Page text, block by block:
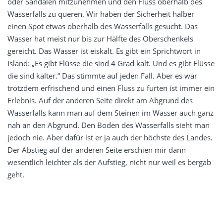
Wasserfalls zu queren. Wir haben der Sicherheit halber
einen Spot etwas oberhalb des Wasserfalls gesucht. Das
Wasser hat meist nur bis zur Hälfte des Oberschenkels
gereicht. Das Wasser ist eiskalt. Es gibt ein Sprichtwort in
Island: „Es gibt Flüsse die sind 4 Grad kalt. Und es gibt Flüsse
die sind kälter.“ Das stimmte auf jeden Fall. Aber es war
trotzdem erfrischend und einen Fluss zu furten ist immer ein
Erlebnis. Auf der anderen Seite direkt am Abgrund des
Wasserfalls kann man auf dem Steinen im Wasser auch ganz
nah an den Abgrund. Den Boden des Wasserfalls sieht man
jedoch nie. Aber dafür ist er ja auch der höchste des Landes.
Der Abstieg auf der anderen Seite erschien mir dann
wesentlich leichter als der Aufstieg, nicht nur weil es bergab
geht.